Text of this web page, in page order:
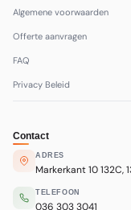
Algemene voorwaarden
Offerte aanvragen
FAQ
Privacy Beleid
Contact
ADRES
Markerkant 10 132C,
TELEFOON
036 303 3041